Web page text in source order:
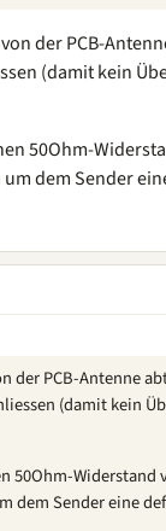
der PCB-
(damit kein
50Ohm-
dem Sender
der PCB-Antenne
(damit kein
50Ohm-Widerstand
dem Sender eine